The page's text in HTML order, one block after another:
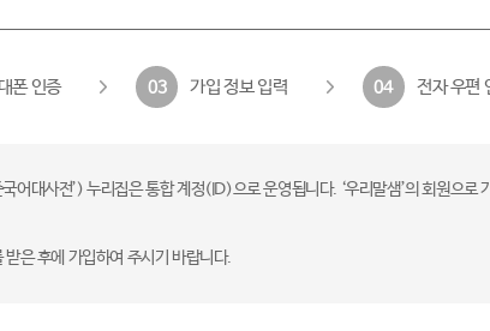
폰 인증 03 가입 정보 입력 04 전자 우편
어대사전’) 누리집은 통합 계정(ID)으로 운영됩니다. ‘우리말샘’의 회원으
은 후에 가입하여 주시기 바랍니다.